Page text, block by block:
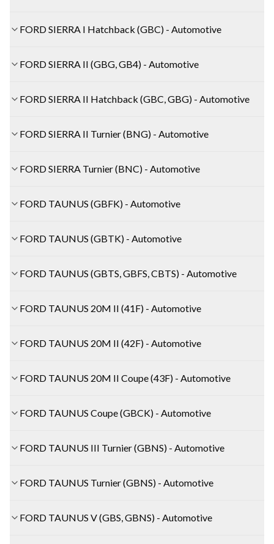
FORD SIERRA I Hatchback (GBC) - Automotive
FORD SIERRA II (GBG, GB4) - Automotive
FORD SIERRA II Hatchback (GBC, GBG) - Automotive
FORD SIERRA II Turnier (BNG) - Automotive
FORD SIERRA Turnier (BNC) - Automotive
FORD TAUNUS (GBFK) - Automotive
FORD TAUNUS (GBTK) - Automotive
FORD TAUNUS (GBTS, GBFS, CBTS) - Automotive
FORD TAUNUS 20M II (41F) - Automotive
FORD TAUNUS 20M II (42F) - Automotive
FORD TAUNUS 20M II Coupe (43F) - Automotive
FORD TAUNUS Coupe (GBCK) - Automotive
FORD TAUNUS III Turnier (GBNS) - Automotive
FORD TAUNUS Turnier (GBNS) - Automotive
FORD TAUNUS V (GBS, GBNS) - Automotive